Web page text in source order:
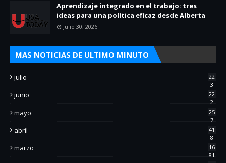
Aprendizaje integrado en el trabajo: tres
ideas para una política eficaz desde Alberta
Julio 30, 2026
MAS NOTICIAS DE ULTIMO MINUTO
julio
22
3
junio
22
2
mayo
25
7
abril
41
8
marzo
16
81